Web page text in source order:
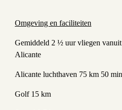
Omgeving en faciliteiten
Gemiddeld 2 ½ uur vliegen
Alicante
Alicante luchthaven 75 km 50
Golf 15 km